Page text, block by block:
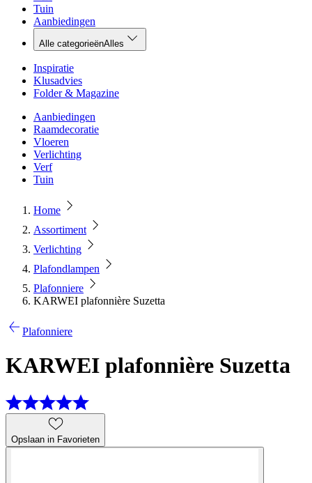
Tuin
Aanbiedingen
Alle categorieënAlles
Inspiratie
Klusadvies
Folder & Magazine
Aanbiedingen
Raamdecoratie
Vloeren
Verlichting
Verf
Tuin
Home
Assortiment
Verlichting
Plafondlampen
Plafonniere
KARWEI plafonnière Suzetta
Plafonniere
KARWEI plafonnière Suzetta
Opslaan in Favorieten